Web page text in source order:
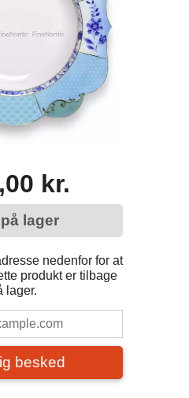
kr.
lager
nedenfor for at
produkt er tilbage
lager.
besked